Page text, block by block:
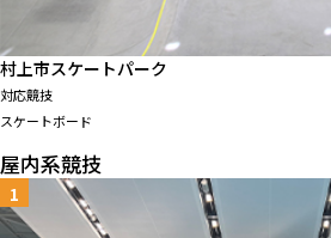
村上市スケートパーク
対応競技
スケートボード
屋内系競技
1